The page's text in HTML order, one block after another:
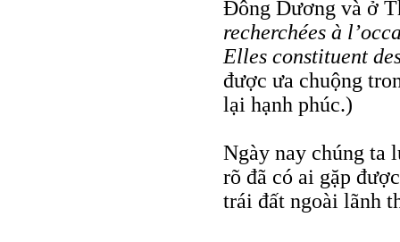
Ðông Dương và ở
recherchées à
Elles constituent
được ưa chuộng
lại hạnh phúc.)
Ngày nay chúng ta
rõ đã có ai gặp
trái đất ngoài lãnh